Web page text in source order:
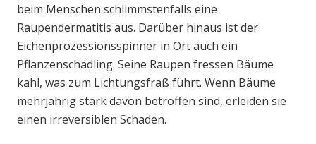
beim Menschen schlimmstenfalls eine
Raupendermatitis aus. Darüber hinaus ist der
Eichenprozessionsspinner in Ort auch ein
Pflanzenschädling. Seine Raupen fressen Bäume
kahl, was zum Lichtungsfraß führt. Wenn Bäume
mehrjährig stark davon betroffen sind, erleiden sie
einen irreversiblen Schaden.